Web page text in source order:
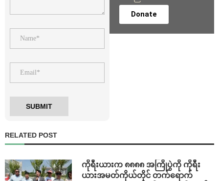
Donate
RELATED POST
ကိုရီးယားက ၈၈၈၈ အကြိုပွဲကို ကိုရီး
ယားအမတ်ကိုယ်တိုင် တက်ရောက်